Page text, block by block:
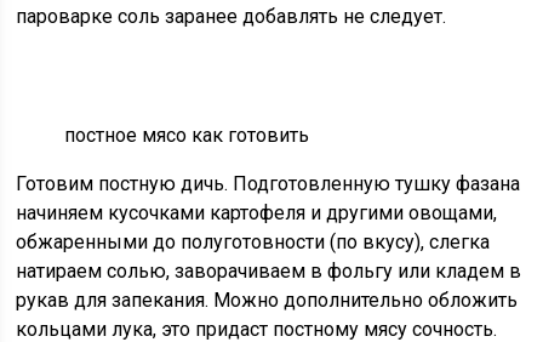
пароварке соль заранее добавлять не следует.
постное мясо как готовить
Готовим постную дичь. Подготовленную тушку фазана
начиняем кусочками картофеля и другими овощами,
обжаренными до полуготовности (по вкусу), слегка
натираем солью, заворачиваем в фольгу или кладем в
рукав для запекания. Можно дополнительно обложить
кольцами лука, это придаст постному мясу сочность.